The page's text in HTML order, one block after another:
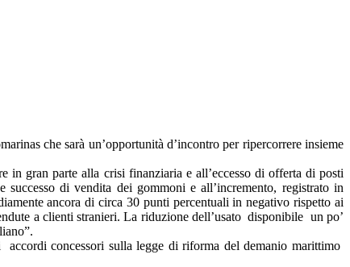
che sarà un’opportunità d’incontro per ripercorrere insieme
in gran parte alla crisi finanziaria e all’eccesso di offerta di posti
di vendita dei gommoni e all’incremento, registrato in
ancora di circa 30 punti percentuali in negativo rispetto ai
a clienti stranieri. La riduzione dell’usato disponibile un po’
concessori sulla legge di riforma del demanio marittimo